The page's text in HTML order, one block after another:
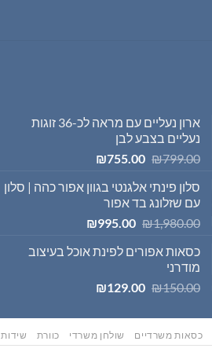
ארון נעליים עם מראה לכ-36 זוגות
נעליים בצבע לבן
₪799.00
המחיר
היה:
₪799.00.
₪755.00
המחיר
הוא:
סלון פינתי אלגנטי בגוון אפור כהה | סלון
עם שזלונג בד אפור
₪1,980.00
המחיר
היה:
₪995.00
המחיר
הוא:
כסאות אפורים לפינת אוכל בעיצוב
מודרני
₪150.00
המחיר
היה:
₪150.00.
₪129.00
המחיר
הוא:
₪129.00.
כסאות משרדיים שולחן משרדי כוורת שידות